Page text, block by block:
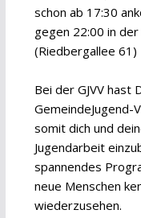
schon ab 17:30
gegen 22:00 in
(Riedbergallee 61)
Bei der GJVV hast
GemeindeJugend-
somit dich und
Jugendarbeit
spannendes
neue Menschen
wiederzusehen.